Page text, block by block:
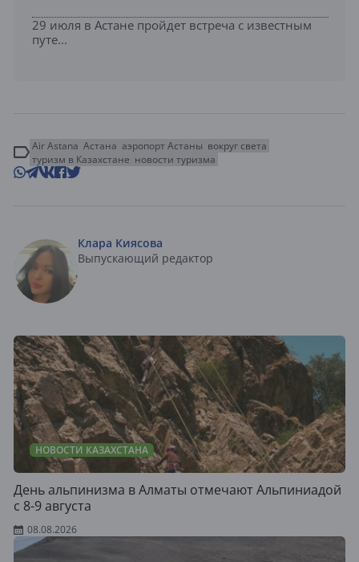
29 июля в Астане пройдет встреча с известным
путе...
Air Astana Астана аэропорт Астаны вокруг света
туризм в Казахстане новости туризма
Клара Киясова
Выпускающий редактор
НОВОСТИ КАЗАХСТАНА
День альпинизма в Алматы отмечают Альпиниадой
с 8-9 августа
08.08.2026